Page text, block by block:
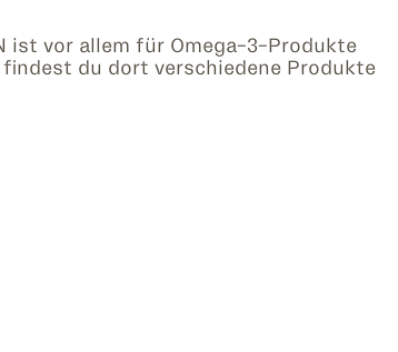
ist vor allem für Omega-3-Produkte
du dort verschiedene Produkte